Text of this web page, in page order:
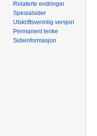
Relaterte endringer
Spesialsider
Utskriftsvennlig versjon
Permanent lenke
Sideinformasjon